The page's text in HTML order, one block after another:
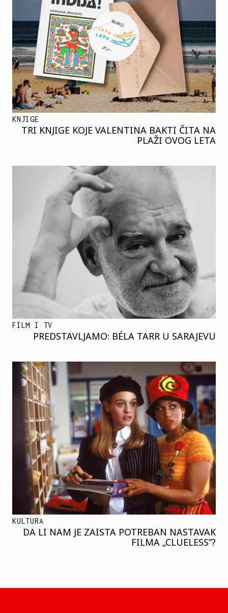
KNJIGE
TRI KNJIGE KOJE VALENTINA BAKTI ČITA NA
PLAŽI OVOG LETA
FILM I TV
PREDSTAVLJAMO: BÉLA TARR U SARAJEVU
KULTURA
DA LI NAM JE ZAISTA POTREBAN NASTAVAK
FILMA „CLUELESS”?